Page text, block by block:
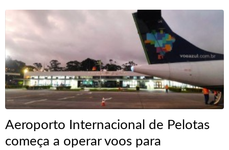
Aeroporto Internacional de Pelotas
começa a operar voos para